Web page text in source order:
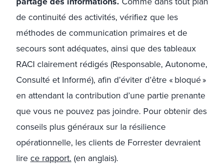
de continuité des activités, vérifiez que les
méthodes de communication primaires et de
secours sont adéquates, ainsi que des tableaux
RACI clairement rédigés (Responsable, Autonome,
Consulté et Informé), afin d’éviter d’être « bloqué »
en attendant la contribution d’une partie prenante
que vous ne pouvez pas joindre. Pour obtenir des
conseils plus généraux sur la résilience
opérationnelle, les clients de Forrester devraient
lirece rapport. (en anglais).